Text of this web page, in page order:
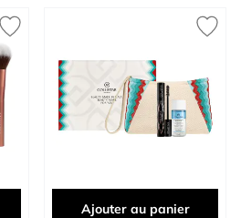
Ajouter au panier